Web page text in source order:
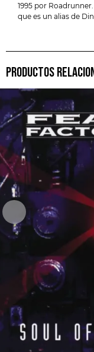
1995 por
que es un alias de
PRODUCTOS